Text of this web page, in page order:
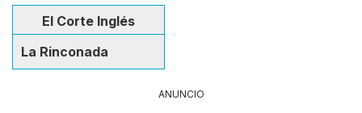
El Corte Inglés
La Rinconada
ANUNCIO